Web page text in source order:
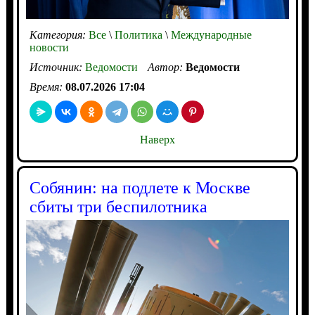
Категория: Все\Политика \Международные
новости
Источник: Ведомости Автор: Ведомости
Время: 08.07.2026 17:04
Наверх
Собянин: на подлете к Москве
сбиты три беспилотника